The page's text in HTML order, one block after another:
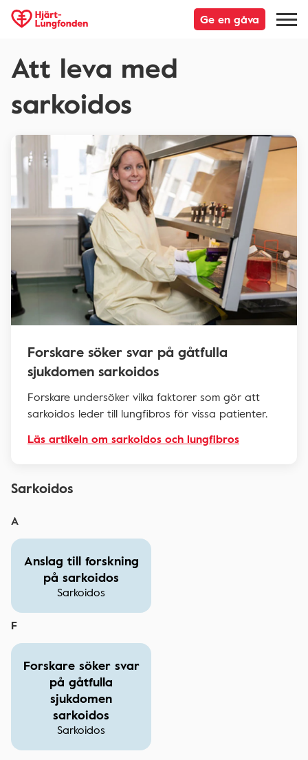
Ge en gåva
Att leva med
sarkoidos
Forskare söker svar på gåtfulla
sjukdomen sarkoidos
Forskare undersöker vilka faktorer som gör att
sarkoidos leder till lungfibros för vissa patienter.
Läs artikeln om sarkoidos och lungfibros
Sarkoidos
A
Anslag till forskning
på sarkoidos
Sarkoidos
F
Forskare söker svar
på gåtfulla
sjukdomen
sarkoidos
Sarkoidos